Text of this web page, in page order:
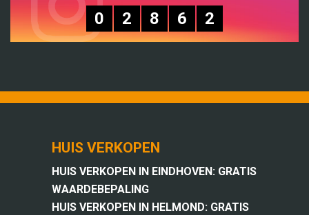
0
2 8 6 2
HUIS VERKOPEN
HUIS VERKOPEN IN EINDHOVEN: GRATIS
WAARDEBEPALING
HUIS VERKOPEN IN HELMOND: GRATIS